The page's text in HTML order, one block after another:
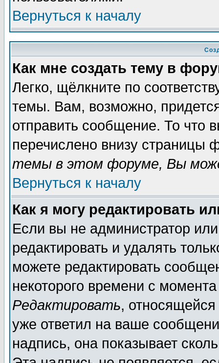
Вернуться к началу
Как мне создать тему в
Легко, щёлкните по
темы. Вам, возможно,
отправить сообщение. То что
перечислено внизу страницы
темы в этом форуме, Вы
Вернуться к началу
Как я могу редактировать
Если вы не администратор
редактировать и удалять
можете редактировать
некоторого времени с
Редактировать,
уже ответил на ваше
надпись, она показывает